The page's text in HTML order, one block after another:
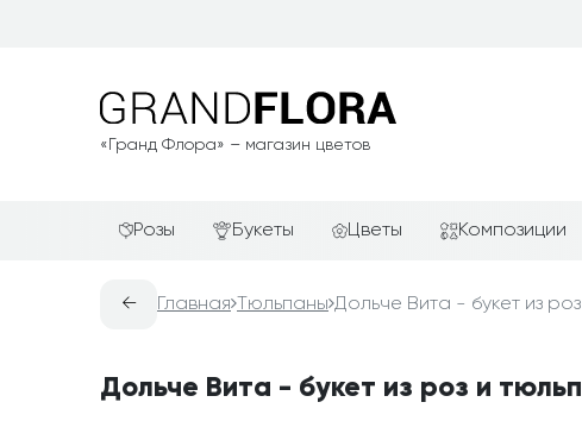
«Гранд Флора» – магазин цветов
Розы Букеты
Недорогие цветы
Цветы Композиции
← Главная Тюльпаны Дольче Вита - букет из
Дольче Вита - букет из роз и